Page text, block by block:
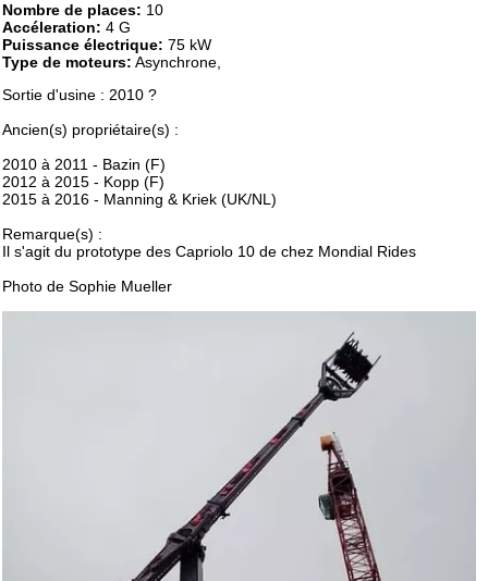
Nombre de places: 10
Accéleration: 4 G
Puissance électrique: 75 kW
Type de moteurs: Asynchrone,
Sortie d'usine : 2010 ?
Ancien(s) propriétaire(s) :
2010 à 2011 - Bazin (F)
2012 à 2015 - Kopp (F)
2015 à 2016 - Manning & Kriek (UK/NL)
Remarque(s) :
Il s'agit du prototype des Capriolo 10 de chez Mondial Rides
Photo de Sophie Mueller